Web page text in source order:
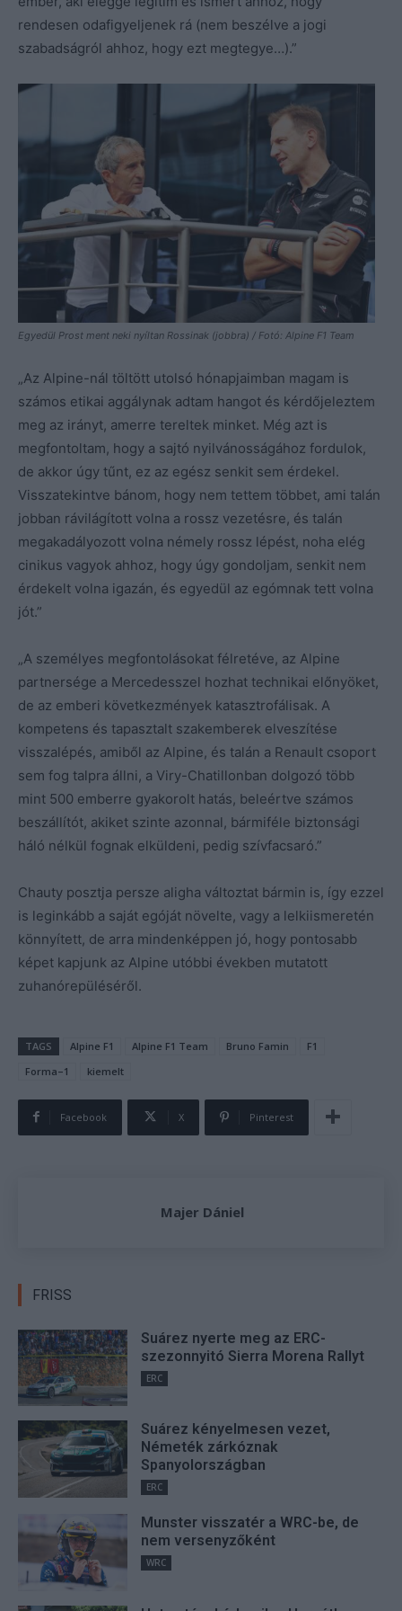
rendesen odafigyeljenek rá (nem beszélve a jogi
szabadságról ahhoz, hogy ezt megtegye…).”
Egyedül Prost ment neki nyíltan Rossinak (jobbra) / Fotó: Alpine F1 Team
„Az Alpine-nál töltött utolsó hónapjaimban magam is
számos etikai aggálynak adtam hangot és kérdőjeleztem
meg az irányt, amerre tereltek minket. Még azt is
megfontoltam, hogy a sajtó nyilvánosságához fordulok,
de akkor úgy tűnt, ez az egész senkit sem érdekel.
Visszatekintve bánom, hogy nem tettem többet, ami talán
jobban rávilágított volna a rossz vezetésre, és talán
megakadályozott volna némely rossz lépést, noha elég
cinikus vagyok ahhoz, hogy úgy gondoljam, senkit nem
érdekelt volna igazán, és egyedül az egómnak tett volna
jót.”
„A személyes megfontolásokat félretéve, az Alpine
partnersége a Mercedesszel hozhat technikai előnyöket,
de az emberi következmények katasztrofálisak. A
kompetens és tapasztalt szakemberek elveszítése
visszalépés, amiből az Alpine, és talán a Renault csoport
sem fog talpra állni, a Viry-Chatillonban dolgozó több
mint 500 emberre gyakorolt hatás, beleértve számos
beszállítót, akiket szinte azonnal, bármiféle biztonsági
háló nélkül fognak elküldeni, pedig szívfacsaró.”
Chauty posztja persze aligha változtat bármin is, így ezzel
is leginkább a saját egóját növelte, vagy a lelkiismeretén
könnyített, de arra mindenképpen jó, hogy pontosabb
képet kapjunk az Alpine utóbbi években mutatott
zuhanórepüléséről.
TAGS Alpine F1 Alpine F1 Team Bruno Famin
F1
Forma–1
kiemelt
Facebook X Pinterest
Majer Dániel
FRISS
Suárez nyerte meg az ERC-
szezonnyitó Sierra Morena Rallyt
ERC
Suárez kényelmesen vezet,
Németék zárkóznak
Spanyolországban
ERC
Munster visszatér a WRC-be, de
nem versenyzőként
WRC